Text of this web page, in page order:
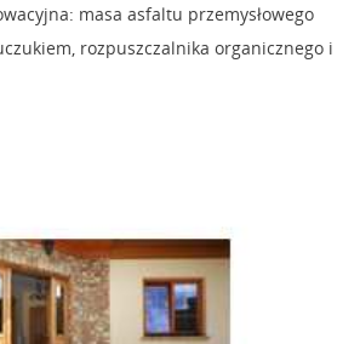
masa asfaltu przemysłowego
rozpuszczalnika organicznego i